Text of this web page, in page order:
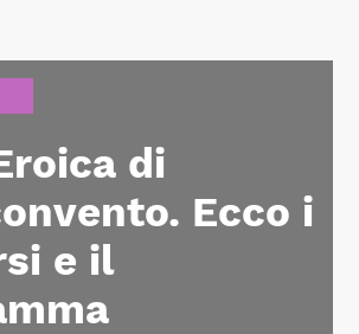
di
Ecco i
e il